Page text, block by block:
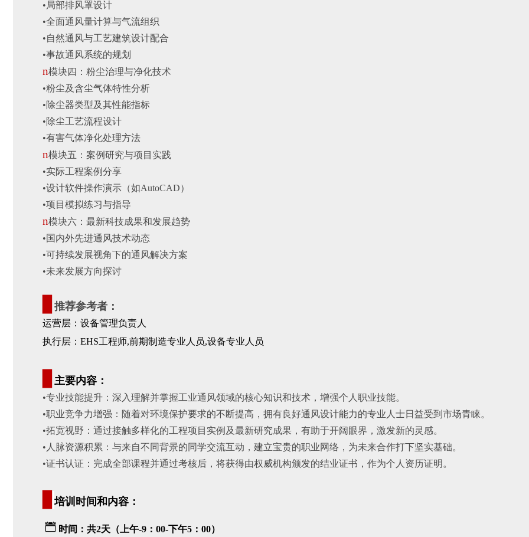
•局部排风罩设计
•全面通风量计算与气流组织
•自然通风与工艺建筑设计配合
•事故通风系统的规划
n模块四：粉尘治理与净化技术
•粉尘及含尘气体特性分析
•除尘器类型及其性能指标
•除尘工艺流程设计
•有害气体净化处理方法
n模块五：案例研究与项目实践
•实际工程案例分享
•设计软件操作演示（如AutoCAD）
•项目模拟练习与指导
n模块六：最新科技成果和发展趋势
•国内外先进通风技术动态
•可持续发展视角下的通风解决方案
•未来发展方向探讨
推荐参考者：
运营层：设备管理负责人
执行层：EHS工程师,前期制造专业人员,设备专业人员
主要内容：
•专业技能提升：深入理解并掌握工业通风领域的核心知识和技术，增强个人职业技能。
•职业竞争力增强：随着对环境保护要求的不断提高，拥有良好通风设计能力的专业人士日益受到市场青睐。
•拓宽视野：通过接触多样化的工程项目实例及最新研究成果，有助于开阔眼界，激发新的灵感。
•人脉资源积累：与来自不同背景的同学交流互动，建立宝贵的职业网络，为未来合作打下坚实基础。
•证书认证：完成全部课程并通过考核后，将获得由权威机构颁发的结业证书，作为个人资历证明。
▊培训时间和内容：
时间：共2天（上午-9：00-下午5：00）